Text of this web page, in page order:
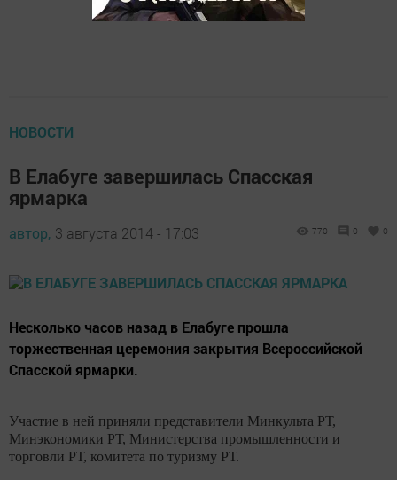
НОВОСТИ
В Елабуге завершилась Спасская
ярмарка
автор, 3 августа 2014 - 17:03 770 0 0
Несколько часов назад в Елабуге прошла
торжественная церемония закрытия Всероссийской
Спасской ярмарки.
Участие в ней приняли представители Минкульта РТ,
Минэкономики РТ, Министерства промышленности и
торговли РТ, комитета по туризму РТ.